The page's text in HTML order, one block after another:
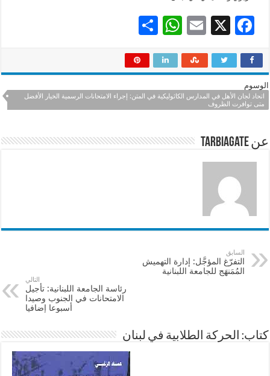
F
e
o
k
X
E
ai
W
at
p
ar
الوسوم
اتحاد لجان الأهل في المدارس الكاثوليكية في المتن: إجراء الامتحانات الرسمية الخيار الأفضل
متى توافرت الظروف
عن tarbiagate
السابق
التفرّغ المؤجَّل: إدارة التهميش
المُمَنهَج للجامعة اللبنانية
التالي
رئاسة الجامعة اللبنانية: تأجيل
الامتحانات في الجنوب وصيدا
أسبوعا إضافيا
كتاب: الحركة الطلابية في لبنان